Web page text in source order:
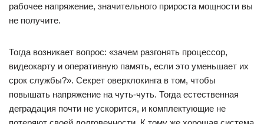
рабочее напряжение, значительного прироста мощности вы
не получите.
Тогда возникает вопрос: «зачем разгонять процессор,
видеокарту и оперативную память, если это уменьшает их
срок службы?». Секрет оверклокинга в том, чтобы
повышать напряжение на чуть-чуть. Тогда естественная
деградация почти не ускорится, и комплектующие не